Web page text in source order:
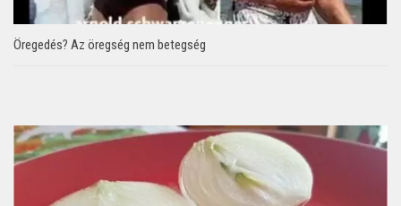
Öregedés? Az öregség nem betegség